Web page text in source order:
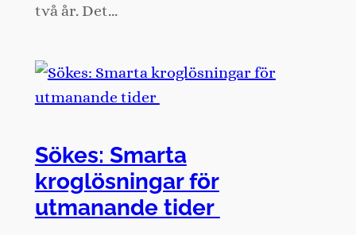
två år. Det…
Sökes: Smarta
kroglösningar för
utmanande tider